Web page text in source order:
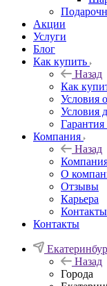
Акции
Услуги
Блог
Как купить
Назад
Как
Условия
Условия
Гарантия
Компания
Назад
О
Отзывы
Карьера
Контакты
Контакты
Назад
Города